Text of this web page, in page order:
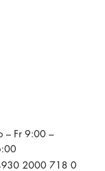
– Fr 9:00 –
2000 718 0